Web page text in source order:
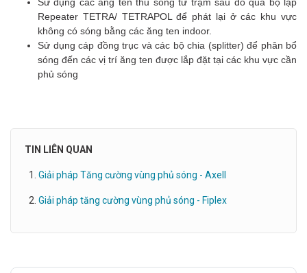
Sử dụng các ăng ten thu sóng từ trạm sau đó qua bộ lặp
Repeater TETRA/ TETRAPOL để phát lại ở các khu vực
không có sóng bằng các ăng ten indoor.
Sử dụng cáp đồng trục và các bộ chia (splitter) để phân bổ
sóng đến các vị trí ăng ten được lắp đặt tại các khu vực cần
phủ sóng
TIN LIÊN QUAN
Giải pháp Tăng cường vùng phủ sóng - Axell
Giải pháp tăng cường vùng phủ sóng - Fiplex